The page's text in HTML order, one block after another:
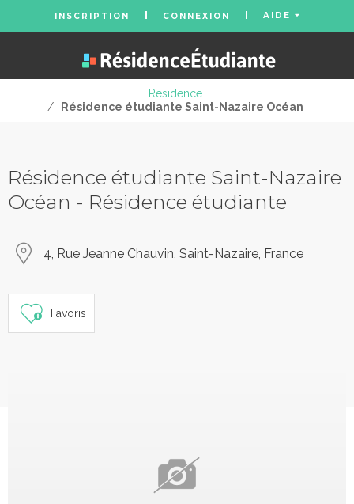
INSCRIPTION CONNEXION AIDE
Residence
/
Résidence étudiante Saint-Nazaire Océan
Résidence étudiante Saint-Nazaire
Océan - Résidence étudiante
4, Rue Jeanne Chauvin, Saint-Nazaire, France
Favoris